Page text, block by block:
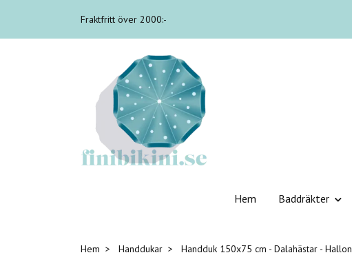
Fraktfritt över 2000:-
Hem Baddräkter
Hem Handdukar Handduk 150x75 cm - Dalahästar - Hallon